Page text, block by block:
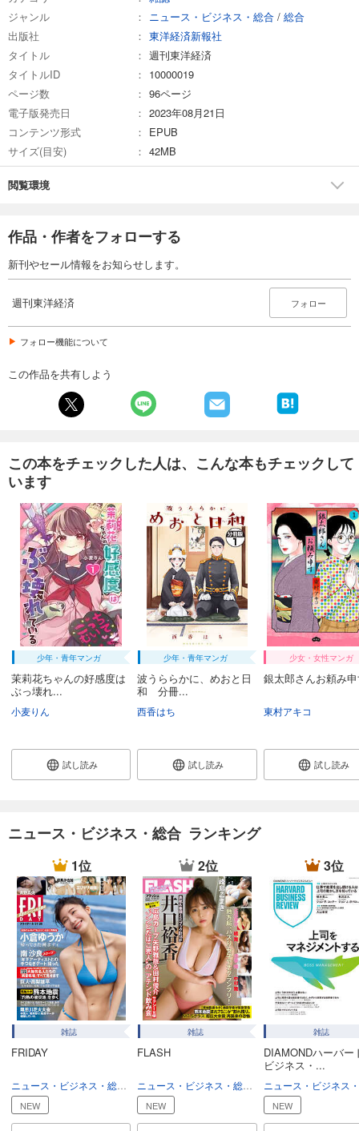
試し読み
あらすじを表示する
週刊東洋経済 2026/3/7号
あらすじを表示する
あらすじを表示する
カート
あらすじを表示する
週刊東洋経済 2026/1/31・2/7合併号
週刊東洋経済 2026/1/24号
880円 (税込)
カート
試し読み
あらすじを表示する
週刊東洋経済 2026/1/10・1/17合併号
880円 (税込)
カート
試し読み
週刊東洋経済 2025/12/27・2026/1/3合併号
880円 (税込)
あらすじを表示する
週刊東洋経済 2025/12/20号
880円 (税込)
カート
試し読み
あらすじを表示する
週刊東洋経済 2025/12/13号
880
円 (税込)
試し読み
週刊東洋経済 2025/12/6号
880円 (税込)
ジャンル
ニュース・ビジネス・総合 / 総合
出版社
東洋経済新報社
タイトル
週刊東洋経済
タイトルID
10000019
ページ数
96ページ
電子版発売日
2023年08月21日
コンテンツ形式
EPUB
サイズ(目安)
42MB
閲覧環境
作品・作者をフォローする
新刊やセール情報をお知らせします。
週刊東洋経済 フォロー
フォロー機能について
この作品を共有しよう
この本をチェックした人は、こんな本もチェックして
います
少年・青年マンガ
茉莉花ちゃんの好感度は
ぶっ壊れ...
小麦りん
試し読み
少年・青年マンガ
波うららかに、めおと日
和 分冊...
西香はち
試し読み
少女・女性マンガ
銀太郎さんお頼み
東村アキコ
試し読み
ニュース・ビジネス・総合 ランキング
1位
雑誌
FRIDAY
総合
NEW
2位
雑誌
FLASH
総合
NEW
3位
雑誌
DIAMONDハーバー
ビジネス・...
NEW